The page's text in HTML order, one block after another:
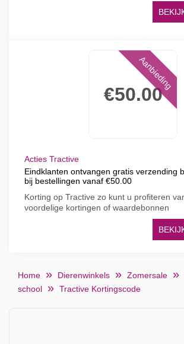
€50.00
Aanbieding
Acties Tractive
Eindklanten ontvangen gratis verzending
bij bestellingen vanaf €50.00
Korting op Tractive zo kunt u profiteren
voordelige kortingen of waardebonnen
Home Dierenwinkels Zomersale
school
Tractive Kortingscode